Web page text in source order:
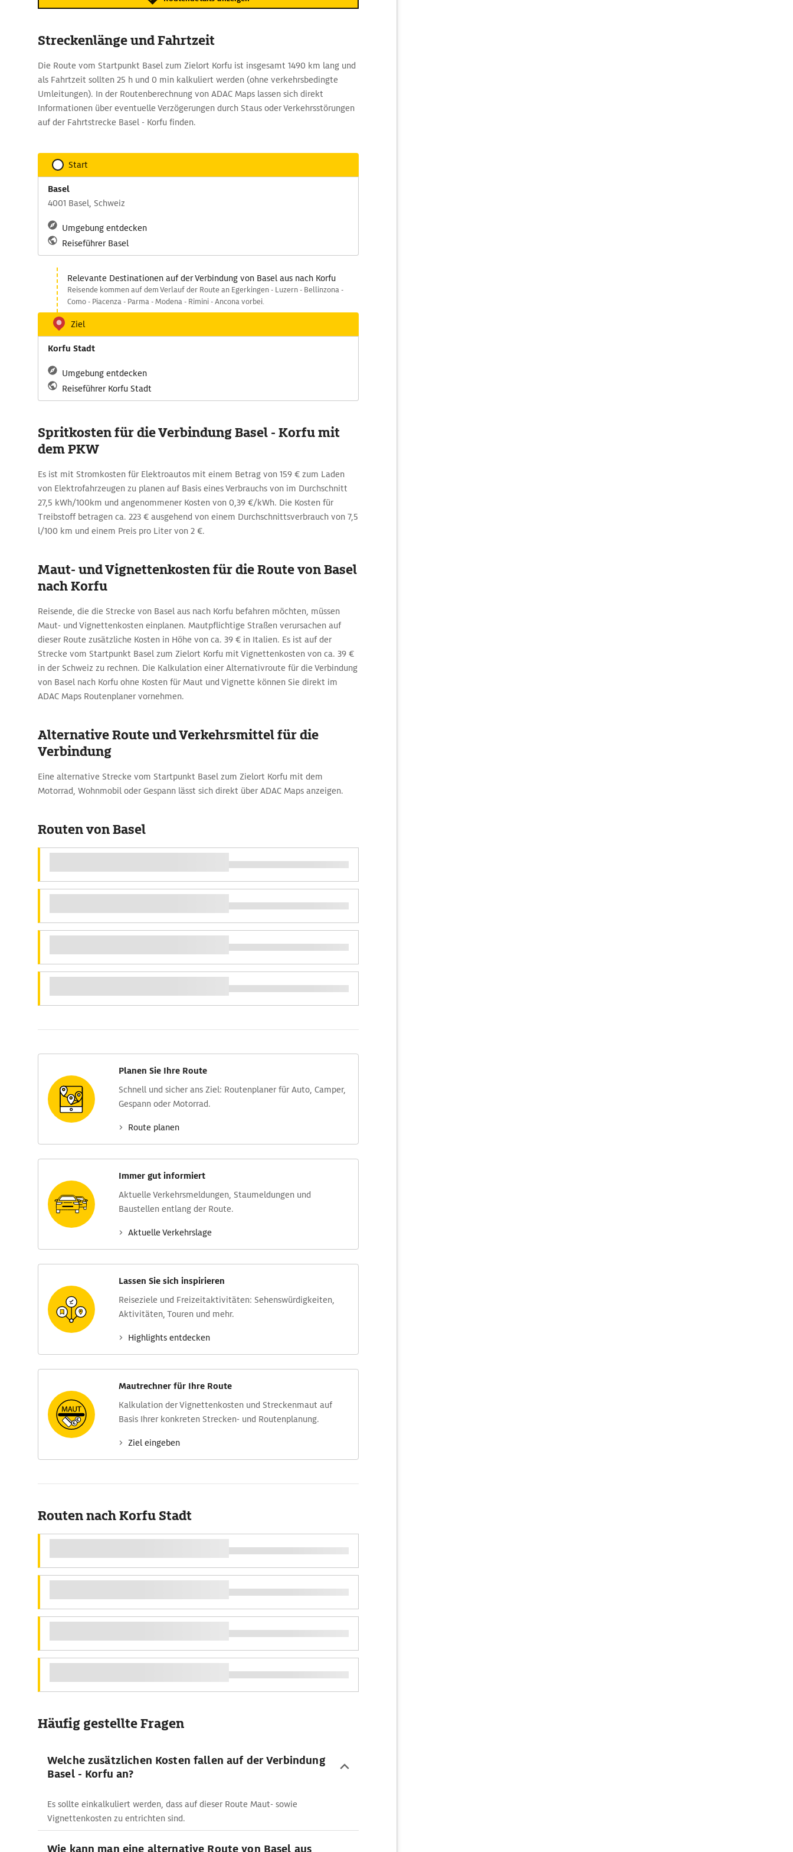
Streckenlänge und Fahrtzeit
Die Route vom Startpunkt Basel zum Zielort Korfu ist insgesamt 1490 km lang und
als Fahrtzeit sollten 25 h und 0 min kalkuliert werden (ohne verkehrsbedingte
Umleitungen). In der Routenberechnung von ADAC Maps lassen sich direkt
Informationen über eventuelle Verzögerungen durch Staus oder Verkehrsstörungen
auf der Fahrtstrecke Basel - Korfu finden.
Start
Basel
4001 Basel, Schweiz
Umgebung entdecken
Reiseführer Basel
Relevante Destinationen auf der Verbindung von Basel aus nach Korfu
Reisende kommen auf dem Verlauf der Route an Egerkingen - Luzern - Bellinzona -
Como - Piacenza - Parma - Modena - Rimini - Ancona vorbei.
Ziel
Korfu Stadt
Umgebung entdecken
Reiseführer Korfu Stadt
Spritkosten für die Verbindung Basel - Korfu mit
dem PKW
Es ist mit Stromkosten für Elektroautos mit einem Betrag von 159 € zum Laden
von Elektrofahrzeugen zu planen auf Basis eines Verbrauchs von im Durchschnitt
27,5 kWh/100km und angenommener Kosten von 0,39 €/kWh. Die Kosten für
Treibstoff betragen ca. 223 € ausgehend von einem Durchschnittsverbrauch von 7,5
l/100 km und einem Preis pro Liter von 2 €.
Maut- und Vignettenkosten für die Route von Basel
nach Korfu
Reisende, die die Strecke von Basel aus nach Korfu befahren möchten, müssen
Maut- und Vignettenkosten einplanen. Mautpflichtige Straßen verursachen auf
dieser Route zusätzliche Kosten in Höhe von ca. 39 € in Italien. Es ist auf der
Strecke vom Startpunkt Basel zum Zielort Korfu mit Vignettenkosten von ca. 39 €
in der Schweiz zu rechnen. Die Kalkulation einer Alternativroute für die Verbindung
von Basel nach Korfu ohne Kosten für Maut und Vignette können Sie direkt im
ADAC Maps Routenplaner vornehmen.
Alternative Route und Verkehrsmittel für die
Verbindung
Eine alternative Strecke vom Startpunkt Basel zum Zielort Korfu mit dem
Motorrad, Wohnmobil oder Gespann lässt sich direkt über ADAC Maps anzeigen.
Routen von Basel
Planen Sie Ihre Route
Schnell und sicher ans Ziel: Routen­planer für Auto, Camper,
Gespann oder Motorrad.
Route planen
Immer gut informiert
Aktuelle Verkehrs­meldungen, Stau­meldungen und
Baustellen entlang der Route.
Aktuelle Verkehrs­lage
Lassen Sie sich inspirieren
Reise­ziele und Freizeit­aktivitäten: Sehens­würdig­keiten,
Aktivitäten, Touren und mehr.
Highlights entdecken
Mautrechner für Ihre Route
Kalkulation der Vignettenkosten und Streckenmaut auf
Basis Ihrer konkreten Strecken- und Routenplanung.
Ziel eingeben
Routen nach Korfu Stadt
Häufig gestellte Fragen
Welche zusätzlichen Kosten fallen auf der Verbindung
Basel - Korfu an?
Es sollte einkalkuliert werden, dass auf dieser Route Maut- sowie
Vignettenkosten zu entrichten sind.
Wie kann man eine alternative Route von Basel aus